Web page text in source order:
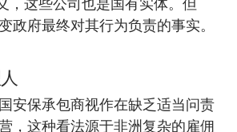
政府最终对其行为负责的事实。
安保承包商视作在缺乏适当问责
，这种看法源于非洲复杂的雇佣